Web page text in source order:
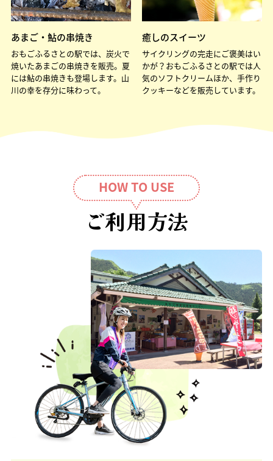
あまご・鮎の串焼き
おもごふるさとの駅では、炭火で
焼いたあまごの串焼きを販売。夏
には鮎の串焼きも登場します。山
川の幸を存分に味わって。
癒しのスイーツ
サイクリングの完走にご褒美はい
かが？おもごふるさとの駅では人
気のソフトクリームほか、手作り
クッキーなどを販売しています。
HOW TO USE
ご利用方法